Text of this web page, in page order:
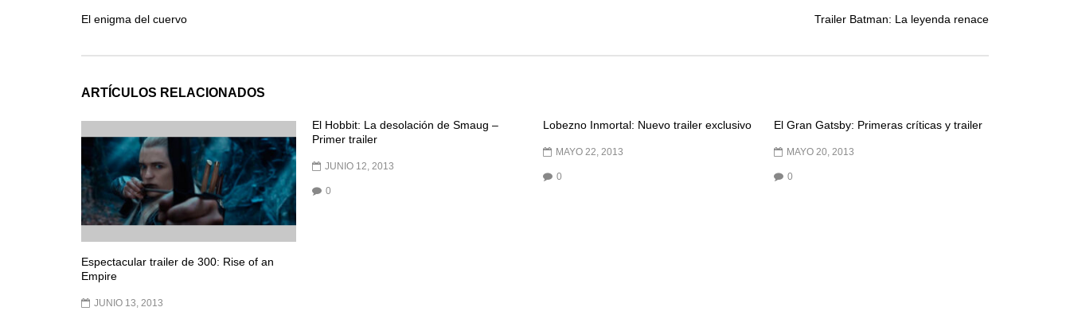
El enigma del cuervo Trailer Batman: La leyenda renace
ARTÍCULOS RELACIONADOS
Espectacular trailer de 300: Rise of an
Empire
JUNIO 13, 2013
El Hobbit: La desolación de Smaug –
Primer trailer
JUNIO 12, 2013
0
Lobezno Inmortal: Nuevo trailer exclusivo
MAYO 22, 2013
0
El Gran Gatsby: Primeras críticas y trailer
MAYO 20, 2013
0